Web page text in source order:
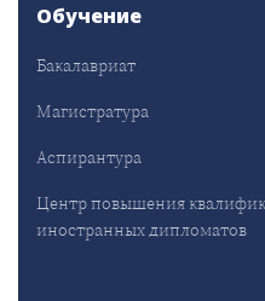
Обучение
Бакалавриат
Магистратура
Аспирантура
Центр повышения
иностранных дипломатов